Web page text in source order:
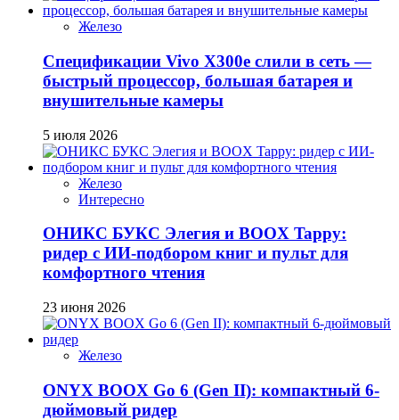
Железо
Спецификации Vivo X300e слили в сеть —
быстрый процессор, большая батарея и
внушительные камеры
5 июля 2026
Железо
Интересно
ОНИКС БУКС Элегия и BOOX Tappy:
ридер с ИИ-подбором книг и пульт для
комфортного чтения
23 июня 2026
Железо
ONYX BOOX Go 6 (Gen II): компактный 6-
дюймовый ридер